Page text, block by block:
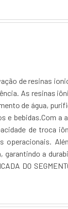
é referência
e
de resinas
As resinas
de água,
e bebidas.Com a
de troca
operacionais.
a
DO
de última
disso, a
buscando